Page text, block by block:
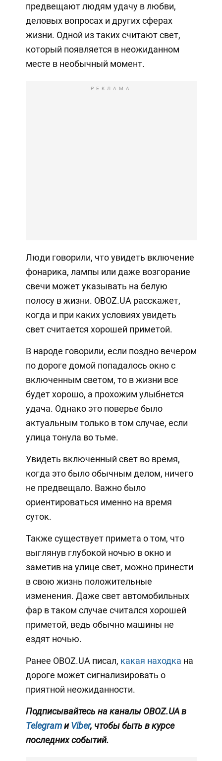
предвещают людям удачу в любви,
деловых вопросах и других сферах
жизни. Одной из таких считают свет,
который появляется в неожиданном
месте в необычный момент.
РЕКЛАМА
Люди говорили, что увидеть включение
фонарика, лампы или даже возгорание
свечи может указывать на белую
полосу в жизни. OBOZ.UA расскажет,
когда и при каких условиях увидеть
свет считается хорошей приметой.
В народе говорили, если поздно вечером
по дороге домой попадалось окно с
включенным светом, то в жизни все
будет хорошо, а прохожим улыбнется
удача. Однако это поверье было
актуальным только в том случае, если
улица тонула во тьме.
Увидеть включенный свет во время,
когда это было обычным делом, ничего
не предвещало. Важно было
ориентироваться именно на время
суток.
Также существует примета о том, что
выглянув глубокой ночью в окно и
заметив на улице свет, можно принести
в свою жизнь положительные
изменения. Даже свет автомобильных
фар в таком случае считался хорошей
приметой, ведь обычно машины не
ездят ночью.
Ранее OBOZ.UA писал, какая находка на
дороге может сигнализировать о
приятной неожиданности.
Подписывайтесь на каналы OBOZ.UA в
TelegramиViber, чтобы быть в курсе
последних событий.